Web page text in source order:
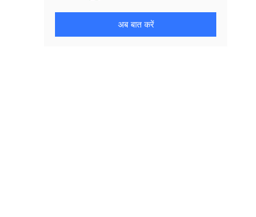
अब बात करें